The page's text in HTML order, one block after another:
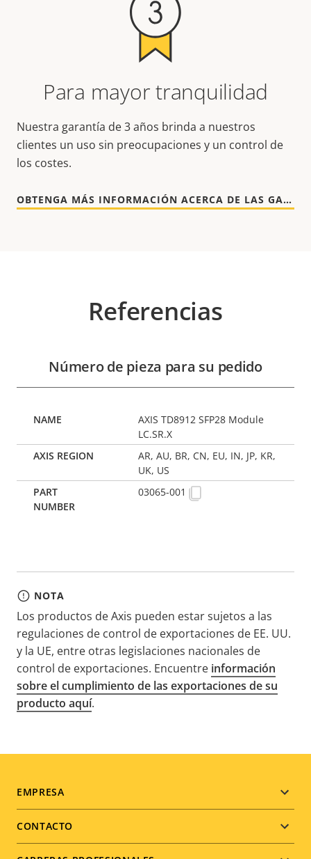
Para mayor tranquilidad
Nuestra garantía de 3 años brinda a nuestros
clientes un uso sin preocupaciones y un control de
los costes.
OBTENGA MÁS INFORMACIÓN ACERCA DE LAS GARANTÍAS DE AXIS
Referencias
Número de pieza para su pedido
AXIS TD8912 SFP28 Module
LC.SR.X
AR, AU, BR, CN, EU, IN, JP, KR,
UK, US
03065-001
NOTA
Los productos de Axis pueden estar sujetos a las
regulaciones de control de exportaciones de EE. UU.
y la UE, entre otras legislaciones nacionales de
control de exportaciones. Encuentre información
sobre el cumplimiento de las exportaciones de su
producto aquí.
Footer
menu
EMPRESA
CONTACTO